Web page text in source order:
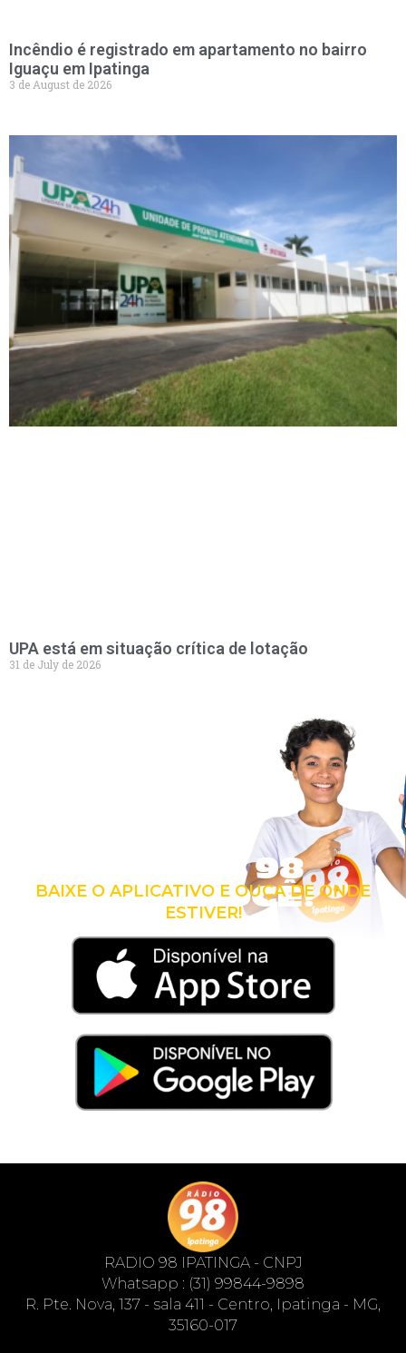
Incêndio é registrado em apartamento no bairro
Iguaçu em Ipatinga
3 de August de 2026
UPA está em situação crítica de lotação
31 de July de 2026
LEVE A 98
COM VOCÊ!
BAIXE O APLICATIVO E OUÇA DE ONDE
ESTIVER!
RADIO 98 IPATINGA - CNPJ
Whatsapp : (31) 99844-9898
R. Pte. Nova, 137 - sala 411 - Centro, Ipatinga - MG,
35160-017